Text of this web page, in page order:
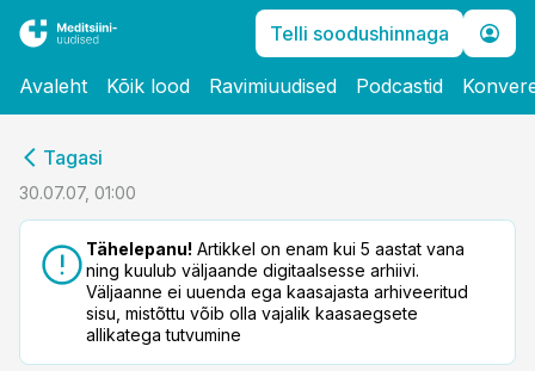
Telli soodushinnaga
Avaleht Kõik lood Ravimiuudised Podcastid
Tagasi
30.07.07, 01:00
Tähelepanu! Artikkel on enam kui 5 aastat vana
ning kuulub väljaande digitaalsesse arhiivi.
Väljaanne ei uuenda ega kaasajasta arhiveeritud
sisu, mistõttu võib olla vajalik kaasaegsete
allikatega tutvumine